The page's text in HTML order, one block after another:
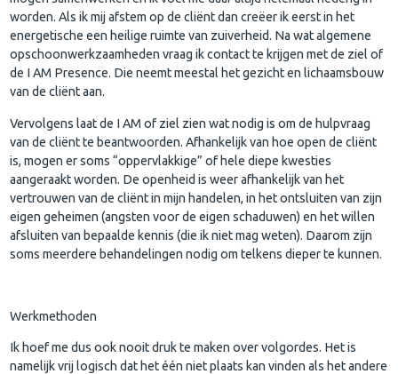
worden. Als ik mij afstem op de cliënt dan creëer ik eerst in het
energetische een heilige ruimte van zuiverheid. Na wat algemene
opschoonwerkzaamheden vraag ik contact te krijgen met de ziel of
de I AM Presence. Die neemt meestal het gezicht en lichaamsbouw
van de cliënt aan.
Vervolgens laat de I AM of ziel zien wat nodig is om de hulpvraag
van de cliënt te beantwoorden. Afhankelijk van hoe open de cliënt
is, mogen er soms “oppervlakkige” of hele diepe kwesties
aangeraakt worden. De openheid is weer afhankelijk van het
vertrouwen van de cliënt in mijn handelen, in het ontsluiten van zijn
eigen geheimen (angsten voor de eigen schaduwen) en het willen
afsluiten van bepaalde kennis (die ik niet mag weten). Daarom zijn
soms meerdere behandelingen nodig om telkens dieper te kunnen.
Werkmethoden
Ik hoef me dus ook nooit druk te maken over volgordes. Het is
namelijk vrij logisch dat het één niet plaats kan vinden als het andere